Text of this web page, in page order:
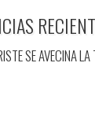
SE AVECINA